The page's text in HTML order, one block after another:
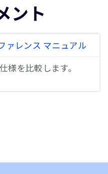
ント
ァレンス マニュアル
様を比較します。